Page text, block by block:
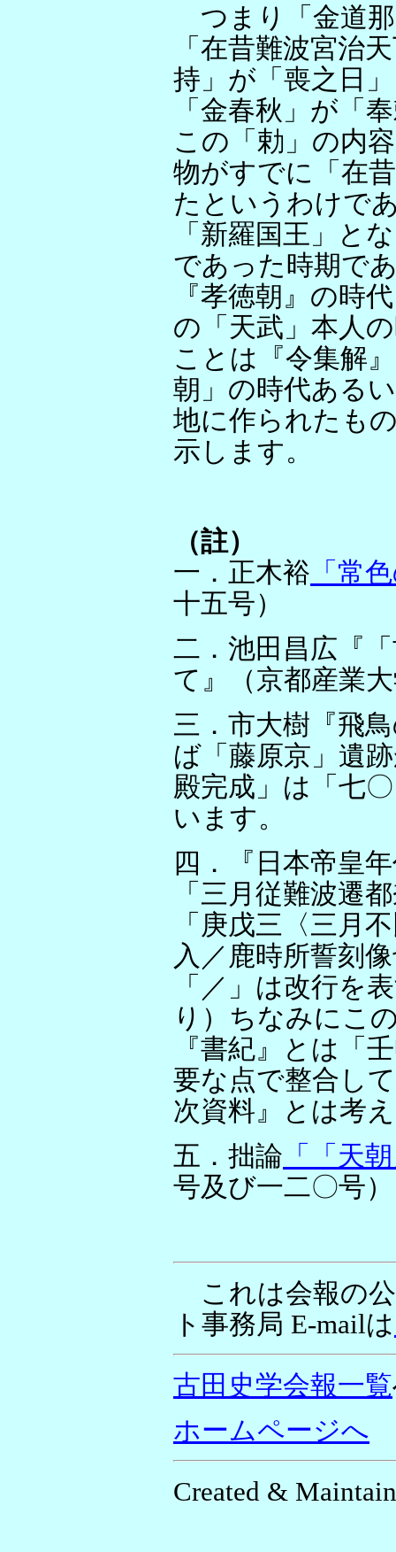
つまり「金道
「在昔難波宮治
持」が「喪之日
「金春秋」が「
この「勅」の内
物がすでに「在
たというわけで
「新羅国王」と
であった時期で
『孝徳朝』の時
の「天武」本人
ことは『令集解
朝」の時代ある
地に作られたも
示します。
（註）
一．正木裕 「常
十五号）
二．池田昌広『
て』（京都産業
三．市大樹『飛
ば「藤原京」遺
殿完成」は「七
います。
四．『日本帝皇
「三月従難波遷
「庚戊三〈三月
入／鹿時所誓刻
「／」は改行を
り）ちなみにこ
『書紀』とは「
要な点で整合し
次資料』とは考
五．拙論 「「天
号及び一二〇号）
これは会報の
ト事務局 E-mailは
古田史学会報一覧
ホームページへ
Created &